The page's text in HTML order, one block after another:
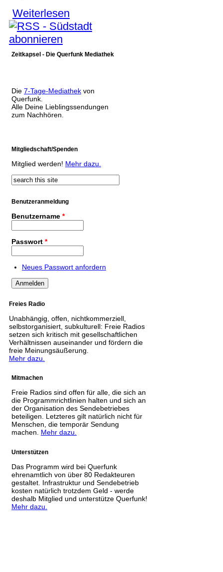
Weiterlesen
Zeitkapsel - Die Querfunk Mediathek
Die 7-Tage-Mediathek von
Querfunk.
Alle Deine Lieblingssendungen
zum Nachhören.
Mitgliedschaft/Spenden
Mitglied werden! Mehr dazu.
Suchformular
Suche
Benutzeranmeldung
Benutzername *
Passwort *
Neues Passwort anfordern
Freies Radio
Unabhängig, offen, nichtkommerziell,
selbstorganisiert, subkulturell: Freie Radios
setzen sich kritisch mit gesellschaftlichen
Verhältnissen auseinander und fördern die
freie Meinungsäußerung.
Mehr dazu.
Mitmachen
Freie Radios sind offen für alle, die sich an
die Programmrichtlinien halten und sich an
der Organisation des Sendebetriebes
beteiligen. Letzteres gilt natürlich nicht für
Menschen, die temporär Sendung
machen. Mehr dazu.
Unterstützen
Das Programm wird bei Querfunk
ehrenamtlich von über 80 Redakteuren
gestaltet. Infrastruktur und Sendebetrieb
kosten natürlich trotzdem Geld - werde
deshalb Mitglied und unterstütze Querfunk!
Mehr dazu.